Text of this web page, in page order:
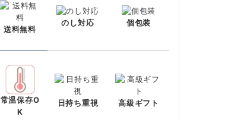
送料無料
のし対応 個包装
常温保存O
K
日持ち重視 高級ギフト